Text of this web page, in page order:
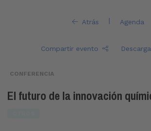
Atrás | Agenda
Compartir evento
CONFERENCIA
El futuro de la innovación